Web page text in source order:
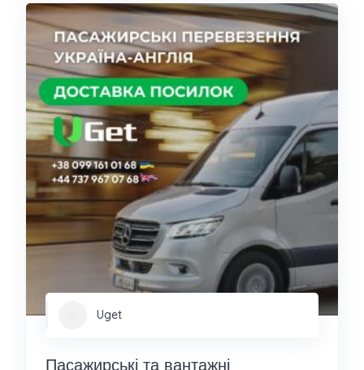
Uget
Пасажирські та вантажні